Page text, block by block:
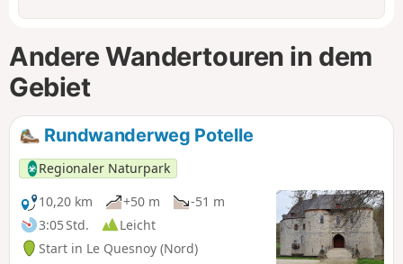
Andere Wandertouren in dem
Gebiet
Rundwanderweg Potelle
Regionaler Naturpark
10,20 km
+50 m
-51 m
3:05 Std.
Leicht
Start in Le Quesnoy (Nord)